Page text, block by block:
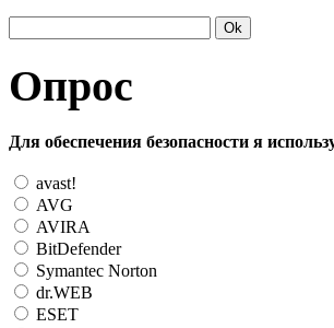
Опрос
Для обеспечения безопасности я
avast!
AVG
AVIRA
BitDefender
Symantec Norton
dr.WEB
ESET